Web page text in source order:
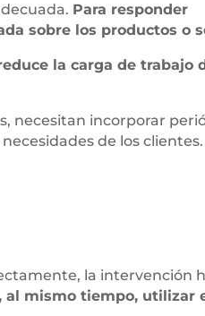
Para responder
sobre los productos o
la carga de trabajo
necesitan incorporar
de los clientes.
la intervención
al mismo tiempo, utilizar